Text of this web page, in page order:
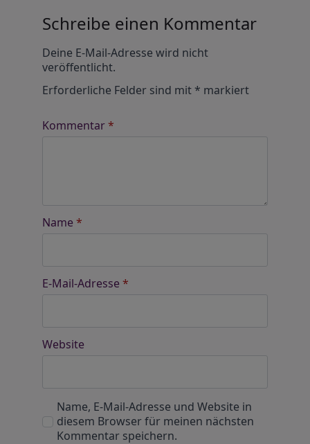
Schreibe einen Kommentar
Deine E-Mail-Adresse wird nicht
veröffentlicht.
Erforderliche Felder sind mit* markiert
Kommentar*
Name *
E-Mail-Adresse *
Website
Name, E-Mail-Adresse und Website in
diesem Browser für meinen nächsten
Kommentar speichern.